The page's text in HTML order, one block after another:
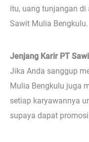
itu, uang tunjangan
Sawit Mulia Bengkulu.
Jenjang Karir PT
Jika Anda sanggup
Mulia Bengkulu juga
setiap karyawannya
supaya dapat